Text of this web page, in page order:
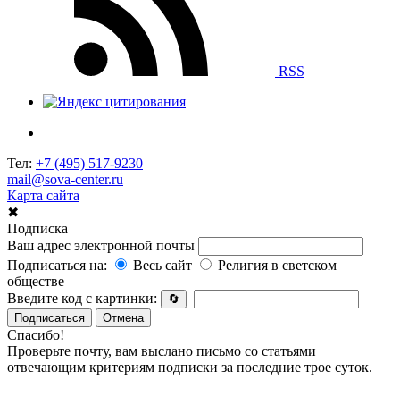
RSS
Тел: +7 (495) 517-9230
mail@sova-center.ru
Карта сайта
✖
Подписка
Ваш адрес электронной почты
Подписаться на:
Весь сайт
Религия в светском
обществе
Введите код с картинки:
🔄
Подписаться
Отмена
Спасибо!
Проверьте почту, вам выслано письмо со статьями
отвечающим критериям подписки за последние трое суток.